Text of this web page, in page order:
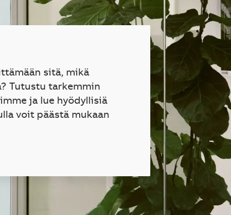
sitä, mikä
Tutustu tarkemmin
ja lue hyödyllisiä
voit päästä mukaan